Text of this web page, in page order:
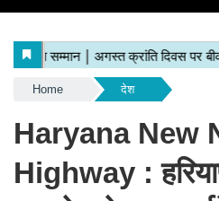
Home देश
Haryana New
Highway :